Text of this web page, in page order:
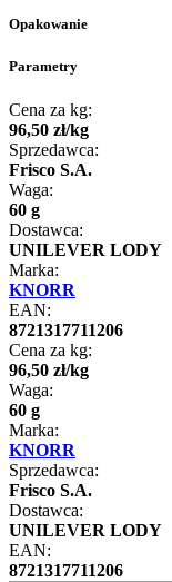
Opakowanie
Parametry
Cena za kg:
96,50 zł/kg
Sprzedawca:
Frisco S.A.
Waga:
60 g
Dostawca:
UNILEVER LODY
Marka:
KNORR
EAN:
8721317711206
Cena za kg:
96,50 zł/kg
Waga:
60 g
Marka:
KNORR
Sprzedawca:
Frisco S.A.
Dostawca:
UNILEVER LODY
EAN:
8721317711206